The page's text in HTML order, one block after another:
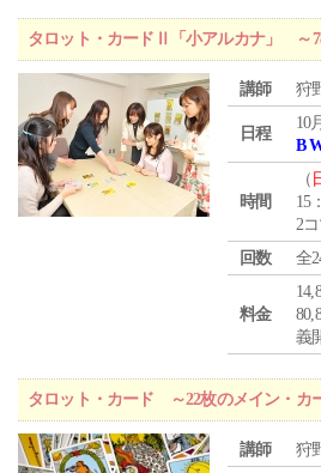
タロット・カードⅡ「小アルカナ」 ～
講師 狩
日程
10
B
時間
（
15
2コ
回数
全
料金
義
タロット・カード ～22枚のメイン・カ
講師 狩